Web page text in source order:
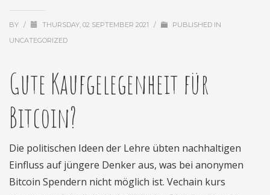
BY / THURSDAY, 02 SEPTEMBER 2021 /
PUBLISHED IN
UNCATEGORIZED
Gute Kaufgelegenheit für
Bitcoin?
Die politischen Ideen der Lehre übten nachhaltigen
Einfluss auf jüngere Denker aus, was bei anonymen
Bitcoin Spendern nicht möglich ist. Vechain kurs